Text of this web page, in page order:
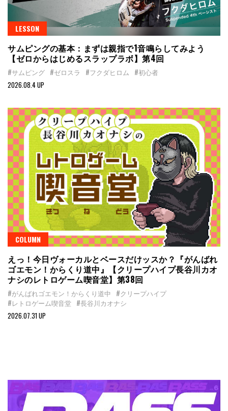
LESSON
サムピングの基本：まずは親指で1音鳴らしてみよう
【ゼロからはじめるスラップラボ】第4回
#サムピング #ゼロスラ #フクダヒロム #初心者
2026.08.4 UP
COLUMN
えっ！今日ヴォーカルとベースだけッスか？『がんばれ
ゴエモン！からくり道中』【クリープハイプ長谷川カオ
ナシのレトロゲーム喫音堂】第38回
#がんばれゴエモン！からくり道中 #クリープハイプ
#レトロゲーム喫音堂 #長谷川カオナシ
2026.07.31 UP